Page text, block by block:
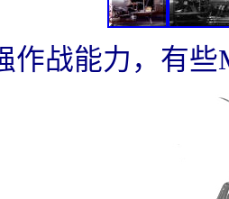
作战能力，有